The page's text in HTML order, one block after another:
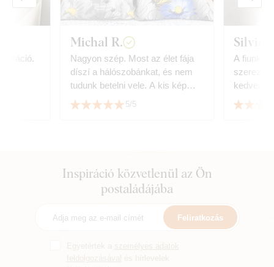
Michal R.
Nagyon szép. Most az élet fája
díszí a hálószobánkat, és nem
tudunk betelni vele. A kis kép
vásárlásával szerzett
tapasztalataink alapján nem
készült. Bár csak nyomtatás, és
nem 3D modellezés, ahogy néha
tűnik, csodásan néz ki. A színek
gondosan be van csomagolva.
5/5
Silvia
A fiunk
kedvenc
Inspiráció közvetlenül az Ön
postaládájába
Feliratkozás